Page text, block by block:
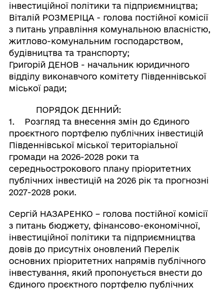
інвестиційної політики та підприємництва;
Віталій РОЗМЕРІЦА - голова постійної комісії
з питань управління комунальною власністю,
житлово-комунальним господарством,
будівництва та транспорту;
Григорій ДЕНОВ - начальник юридичного
відділу виконавчого комітету Південнівської
міської ради;
ПОРЯДОК ДЕННИЙ:
1. Розгляд та внесення змін до Єдиного
проєктного портфелю публічних інвестицій
Південнівської міської територіальної
громади на 2026-2028 роки та
середньострокового плану пріоритетних
публічних інвестицій на 2026 рік та прогнозні
2027-2028 роки.
Сергій НАЗАРЕНКО – голова постійної комісії
з питань бюджету, фінансово-економічної,
інвестиційної політики та підприємництва
довів до присутніх оновлений Перелік
основних пріоритетних напрямів публічного
інвестування, який пропонується внести до
Єдиного проєктного портфелю публічних